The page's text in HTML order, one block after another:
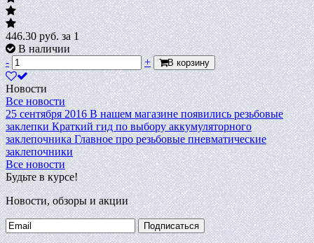
446.30руб.за 1
В наличии
-
+ В корзину
Новости
Все новости
25 сентября 2016 В нашем магазине появились резьбовые
заклепки Краткий гид по выбору аккумуляторного
заклепочника Главное про резьбовые пневматические
заклепочники
Все новости
Будьте в курсе!
Новости, обзоры и акции
Подписаться